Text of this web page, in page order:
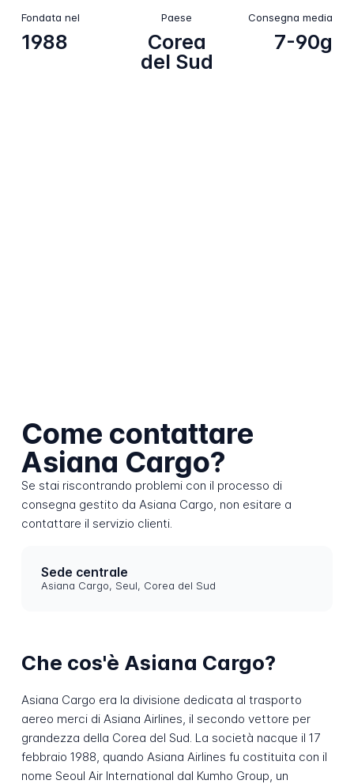
Fondata nel
1988
Paese
Corea
del Sud
Consegna media
7-90g
Come contattare
Asiana Cargo?
Se stai riscontrando problemi con il processo di
consegna gestito da Asiana Cargo, non esitare a
contattare il servizio clienti.
Sede centrale
Asiana Cargo, Seul, Corea del Sud
Che cos'è Asiana Cargo?
Asiana Cargo era la divisione dedicata al trasporto
aereo merci di Asiana Airlines, il secondo vettore per
grandezza della Corea del Sud. La società nacque il 17
febbraio 1988, quando Asiana Airlines fu costituita con il
nome Seoul Air International dal Kumho Group, un